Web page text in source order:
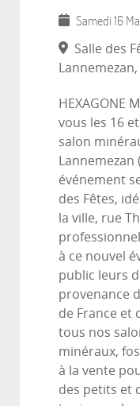
Samedi 16
Salle des
HEXAGONE
vous les 16
salon
Lannemezan
événement
des Fêtes,
la ville, rue
à ce nouvel
public leurs
provenance
de France et
tous nos
minéraux,
à la vente
des petits et